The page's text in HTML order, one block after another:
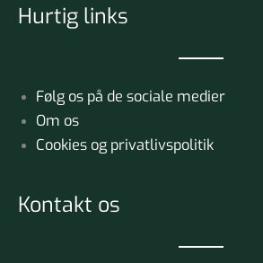
Hurtig links
Følg os på de sociale medier
Om os
Cookies og privatlivspolitik
Kontakt os